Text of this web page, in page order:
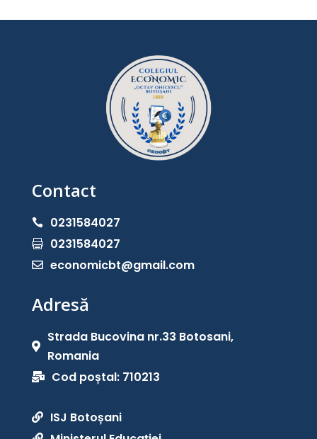
Contact
 0231584027
 0231584027
 economicbt@gmail.com
Adresă

Strada Bucovina nr.33 Botosani,
Romania
 Cod poștal: 710213
 ISJ Botoșani